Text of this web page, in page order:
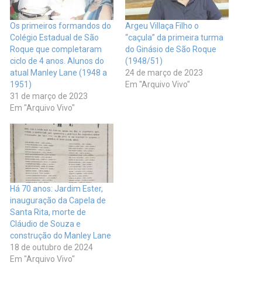
Os primeiros formandos do
Colégio Estadual de São
Roque que completaram
ciclo de 4 anos. Alunos do
atual Manley Lane (1948 a
1951)
31 de março de 2023
Em "Arquivo Vivo"
Argeu Villaça Filho o
“caçula” da primeira turma
do Ginásio de São Roque
(1948/51)
24 de março de 2023
Em "Arquivo Vivo"
Há 70 anos: Jardim Ester,
inauguração da Capela de
Santa Rita, morte de
Cláudio de Souza e
construção do Manley Lane
18 de outubro de 2024
Em "Arquivo Vivo"